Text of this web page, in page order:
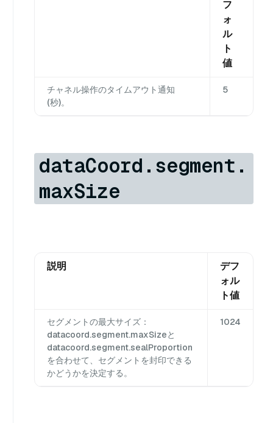
フ
ォ
ル
ト
値
チャネル操作のタイムアウト通知
(秒)。
5
dataCoord.segment.
maxSize
説明
デフ
ォル
ト値
セグメントの最大サイズ：
datacoord.segment.maxSizeと
datacoord.segment.sealProportion
を合わせて、セグメントを封印できる
かどうかを決定する。
1024